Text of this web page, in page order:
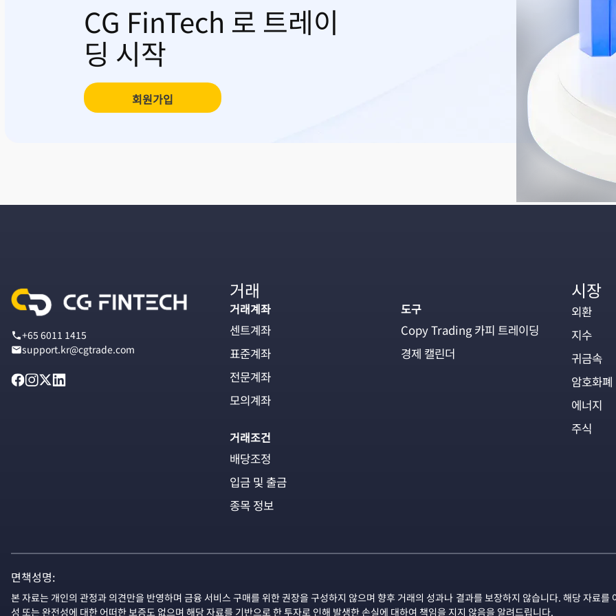
CG FinTech 로 트레이
딩 시작
회원가입
+65 6011 1415
support.kr@cgtrade.com
거래
거래계좌
센트계좌
표준계좌
전문계좌
모의계좌
거래조건
배당조정
입금 및 출금
종목 정보
도구
Copy Trading 카피 트레이딩
경제 캘린더
시장
외환
지수
귀금속
암호화폐
에너지
주식
면책성명:
본 자료는 개인의 관정과 의견만을 반영하며 금융 서비스 구매를 위한 권장을 구성하지 않으며 향후 거래의 성과나 결과를 보장하지 않습니다. 해당 자료
성 또는 완전성에 대한 어떠한 보증도 없으며 해당 자료를 기반으로 한 투자로 인해 발생한 손실에 대하여 책임을 지지 않음을 알려드립니다.